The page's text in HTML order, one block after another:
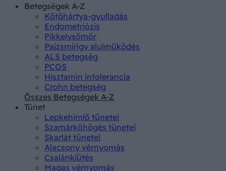
Betegségek A-Z
Kötőhártya-gyulladás
Endometriózis
Pikkelysömör
Pajzsmirigy alulműködés
ALS betegség
PCOS
Hisztamin intolerancia
Crohn betegség
Összes Betegségek A-Z
Tünet
Lepkehimlő tünetei
Szamárköhögés tünetei
Skarlát tünetei
Alacsony vérnyomás
Csalánkiütés
Magas vérnyomás